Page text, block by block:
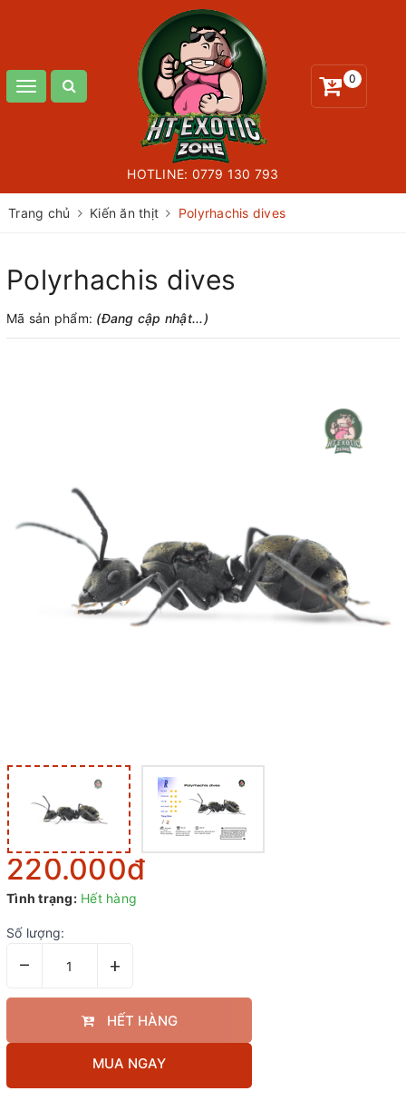
Toggle
0
HOTLINE: 0779 130 793
Trang chủ Kiến ăn thịt Polyrhachis dives
Polyrhachis dives
Mã sản phẩm: (Đang cập nhật...)
220.000₫
Tình trạng: Hết hàng
Số lượng:
– +
HẾT HÀNG
MUA NGAY